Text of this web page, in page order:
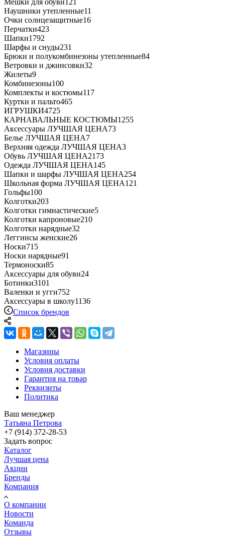
Наушники утепленные11
Очки солнцезащитные16
Перчатки423
Шапки1792
Шарфы и снуды231
Брюки и полукомбинезоны утепленные84
Ветровки и джинсовки32
Жилеты9
Комбинезоны100
Комплекты и костюмы117
Куртки и пальто465
ИГРУШКИ4725
КАРНАВАЛЬНЫЕ КОСТЮМЫ1255
Аксессуары ЛУЧШАЯ ЦЕНА73
Белье ЛУЧШАЯ ЦЕНА7
Верхняя одежда ЛУЧШАЯ ЦЕНА3
Обувь ЛУЧШАЯ ЦЕНА2173
Одежда ЛУЧШАЯ ЦЕНА145
Шапки и шарфы ЛУЧШАЯ ЦЕНА254
Школьная форма ЛУЧШАЯ ЦЕНА121
Гольфы100
Колготки203
Колготки гимнастические5
Колготки капроновые210
Колготки нарядные32
Леггинсы женские26
Носки715
Носки нарядные91
Термоноски85
Аксессуары для обуви24
Ботинки3101
Валенки и угги752
Аксессуары в школу1136
Список брендов
Магазины
Условия оплаты
Условия доставки
Гарантия на товар
Реквизиты
Политика
Ваш менеджер
Татьяна Петрова
+7 (914) 372-28-53
Задать вопрос
Каталог
Лучшая цена
Акции
Бренды
Компания
О компании
Новости
Команда
Отзывы